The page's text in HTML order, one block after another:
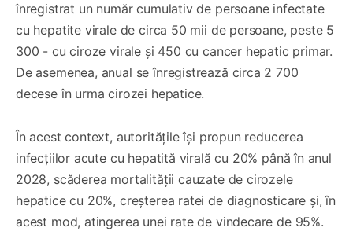
înregistrat un număr cumulativ de persoane infectate
cu hepatite virale de circa 50 mii de persoane, peste 5
300 - cu ciroze virale și 450 cu cancer hepatic primar.
De asemenea, anual se înregistrează circa 2 700
decese în urma cirozei hepatice.
În acest context, autoritățile își propun reducerea
infecțiilor acute cu hepatită virală cu 20% până în anul
2028, scăderea mortalității cauzate de cirozele
hepatice cu 20%, creșterea ratei de diagnosticare și, în
acest mod, atingerea unei rate de vindecare de 95%.